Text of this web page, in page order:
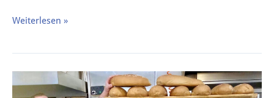
Weiterlesen »
wollen